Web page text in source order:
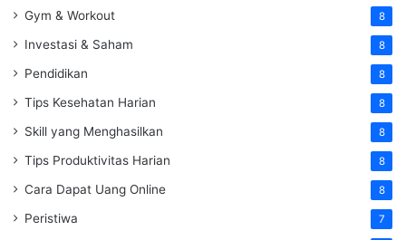
Gym & Workout 8
Investasi & Saham 8
Pendidikan 8
Tips Kesehatan Harian 8
Skill yang Menghasilkan 8
Tips Produktivitas Harian 8
Cara Dapat Uang Online 8
Peristiwa 7